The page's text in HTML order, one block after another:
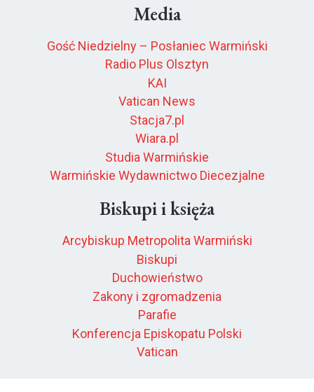
Media
Gość Niedzielny – Posłaniec Warmiński
Radio Plus Olsztyn
KAI
Vatican News
Stacja7.pl
Wiara.pl
Studia Warmińskie
Warmińskie Wydawnictwo Diecezjalne
Biskupi i księża
Arcybiskup Metropolita Warmiński
Biskupi
Duchowieństwo
Zakony i zgromadzenia
Parafie
Konferencja Episkopatu Polski
Vatican